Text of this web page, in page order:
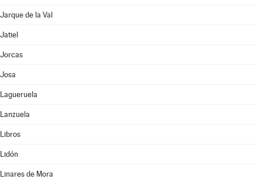
Jarque de la Val
Jatiel
Jorcas
Josa
Lagueruela
Lanzuela
Libros
Lidón
Linares de Mora